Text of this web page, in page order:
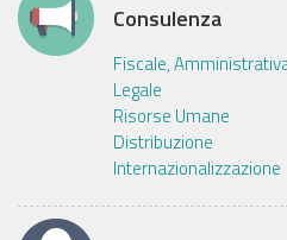
Consulenza
Fiscale,
Legale
Risorse Umane
Distribuzione
Internazionalizzazione